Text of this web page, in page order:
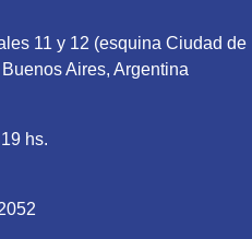
11 y 12 (esquina Ciudad de
Aires, Argentina
hs.